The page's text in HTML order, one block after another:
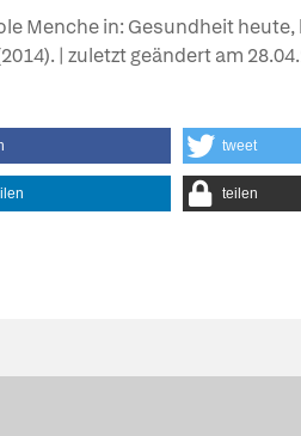
Menche in: Gesundheit
| zuletzt geändert am
tweet
teilen